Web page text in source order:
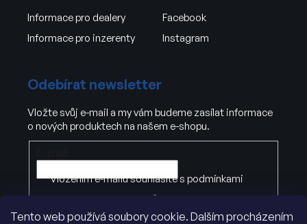
Tento web používá soubory cookie. Dalším procházením
Informace pro dealery
Informace pro inzerenty
Facebook
Instagram
Odebírat newsletter
Vložte svůj e-mail a my vám budeme zasílat informace
o nových produktech na našem e-shopu.
Vložením e-mailu souhlasíte s podmínkami
ochrany osobních údajů